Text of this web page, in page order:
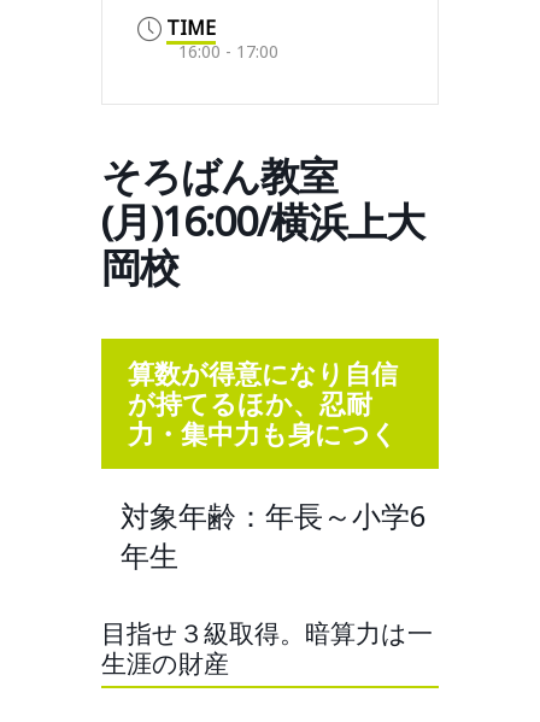
TIME
16:00 - 17:00
そろばん教室
(月)16:00/横浜上大
岡校
算数が得意になり自信
が持てるほか、忍耐
力・集中力も身につく
対象年齢：年長～小学6
年生
目指せ３級取得。暗算力は一
生涯の財産